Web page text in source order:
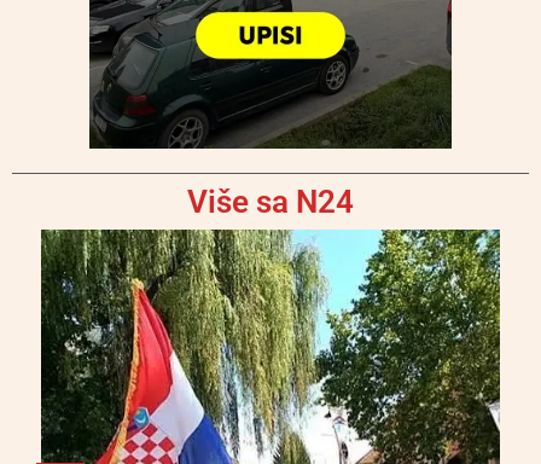
Više sa N24